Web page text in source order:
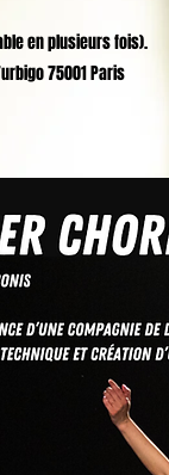
en plusieurs fois).
75001 Paris